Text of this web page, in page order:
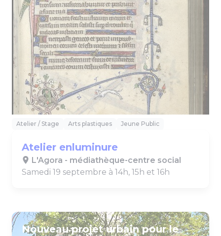
Atelier / Stage Arts plastiques Jeune Public
Atelier enluminure
L'Agora - médiathèque-centre social
Samedi 19 septembre à 14h, 15h et 16h
Nouveau projet urbain pour le